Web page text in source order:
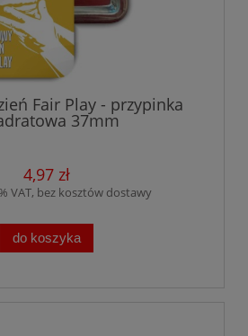
Fair Play - przypinka
37mm
4,97 zł
VAT, bez kosztów dostawy
do koszyka